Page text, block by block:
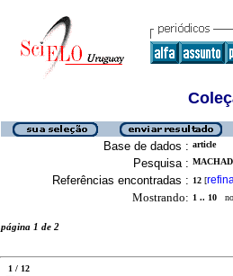
Base de dados : article
Pesquisa :
Referências encontradas : 12 [
Mostrando: 1 .. 10
página 1 de 2
1 / 12